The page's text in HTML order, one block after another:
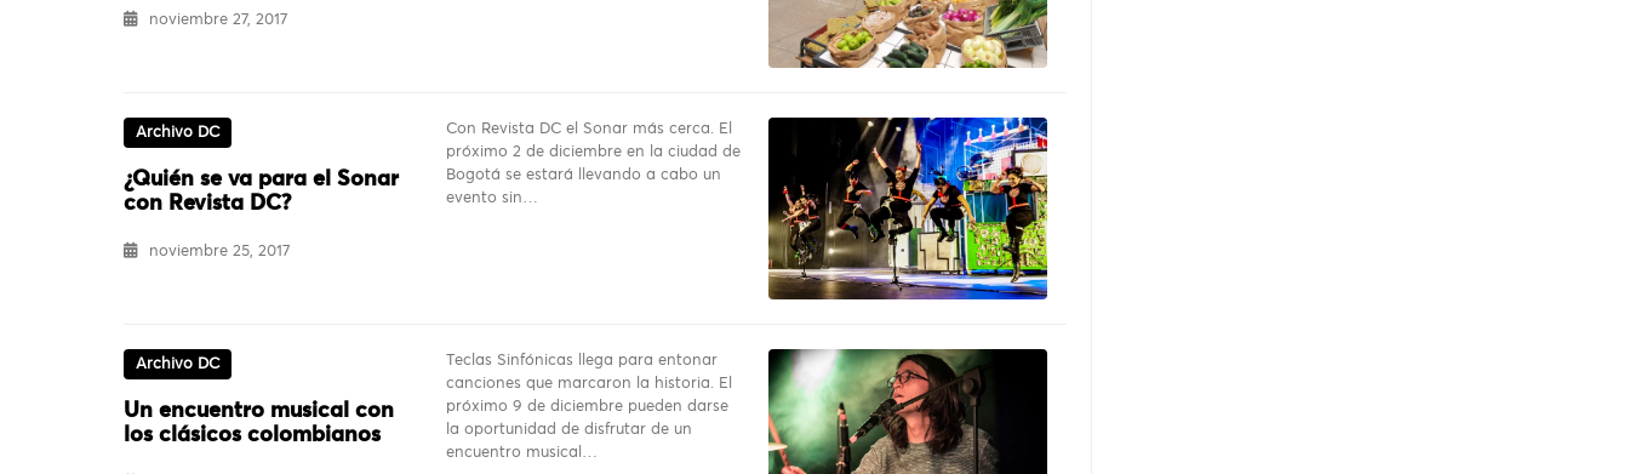
noviembre 27, 2017
Archivo DC
¿Quién se va para el Sonar
con Revista DC?
noviembre 25, 2017
Con Revista DC el Sonar más cerca. El
próximo 2 de diciembre en la ciudad de
Bogotá se estará llevando a cabo un
evento sin…
Archivo DC
Un encuentro musical con
los clásicos colombianos
Teclas Sinfónicas llega para entonar
canciones que marcaron la historia. El
próximo 9 de diciembre pueden darse
la oportunidad de disfrutar de un
encuentro musical…